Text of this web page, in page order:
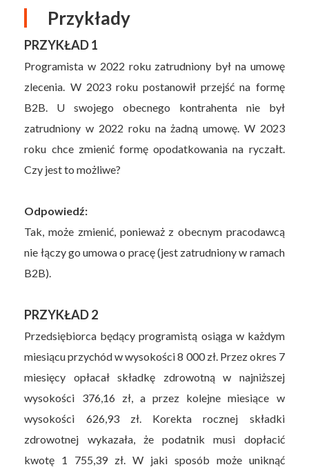
Przykłady
PRZYKŁAD 1
Programista w 2022 roku zatrudniony był na umowę
zlecenia. W 2023 roku postanowił przejść na formę
B2B. U swojego obecnego kontrahenta nie był
zatrudniony w 2022 roku na żadną umowę. W 2023
roku chce zmienić formę opodatkowania na ryczałt.
Czy jest to możliwe?
Odpowiedź:
Tak, może zmienić, ponieważ z obecnym pracodawcą
nie łączy go umowa o pracę (jest zatrudniony w ramach
B2B).
PRZYKŁAD 2
Przedsiębiorca będący programistą osiąga w każdym
miesiącu przychód w wysokości 8 000 zł. Przez okres 7
miesięcy opłacał składkę zdrowotną w najniższej
wysokości 376,16 zł, a przez kolejne miesiące w
wysokości 626,93 zł. Korekta rocznej składki
zdrowotnej wykazała, że podatnik musi dopłacić
kwotę 1 755,39 zł. W jaki sposób może uniknąć